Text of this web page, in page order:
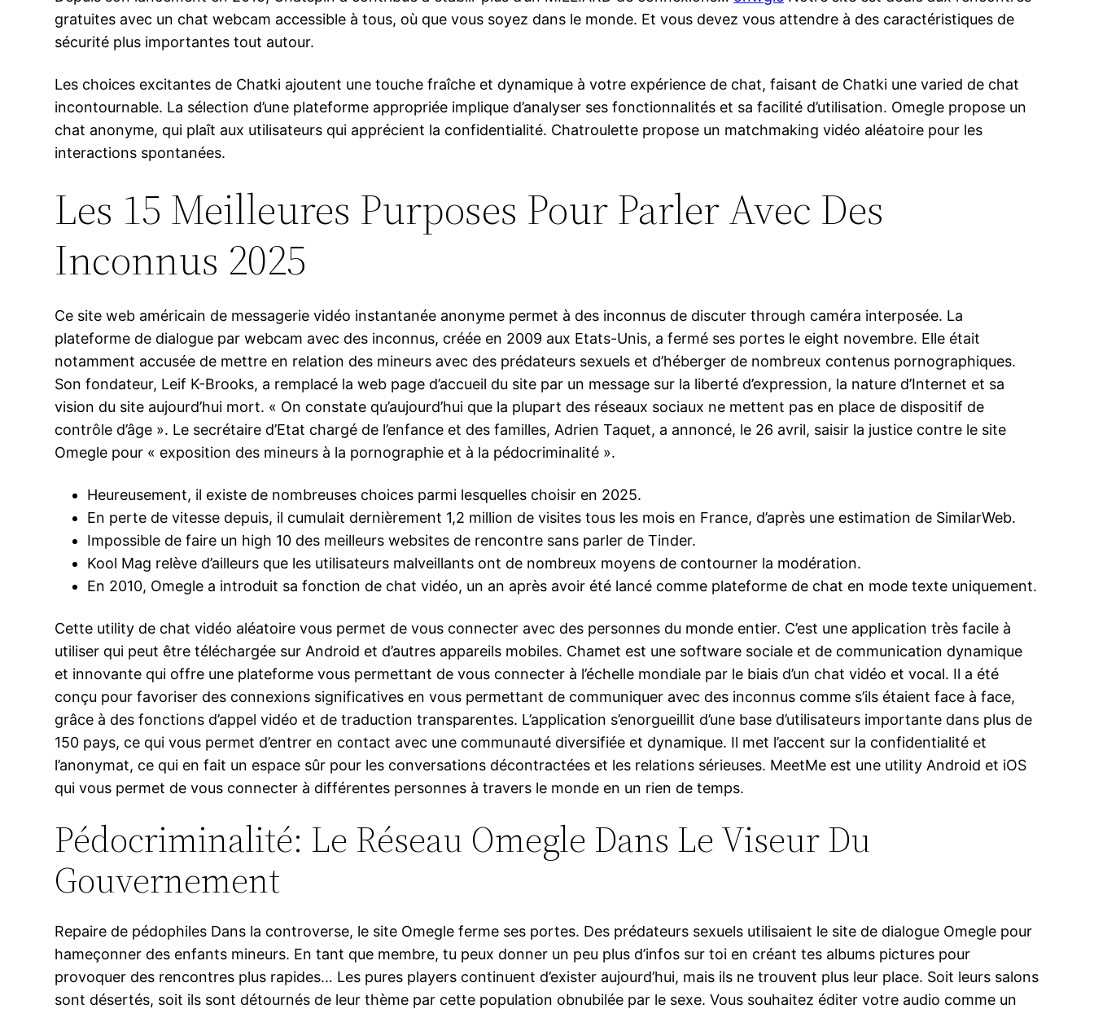
gratuites avec un chat webcam accessible à tous, où que vous soyez dans le monde. Et vous devez vous attendre à des caractéristiques de
sécurité plus importantes tout autour.
Les choices excitantes de Chatki ajoutent une touche fraîche et dynamique à votre expérience de chat, faisant de Chatki une varied de chat
incontournable. La sélection d’une plateforme appropriée implique d’analyser ses fonctionnalités et sa facilité d’utilisation. Omegle propose un
chat anonyme, qui plaît aux utilisateurs qui apprécient la confidentialité. Chatroulette propose un matchmaking vidéo aléatoire pour les
interactions spontanées.
Les 15 Meilleures Purposes Pour Parler Avec Des
Inconnus 2025
Ce site web américain de messagerie vidéo instantanée anonyme permet à des inconnus de discuter through caméra interposée. La
plateforme de dialogue par webcam avec des inconnus, créée en 2009 aux Etats-Unis, a fermé ses portes le eight novembre. Elle était
notamment accusée de mettre en relation des mineurs avec des prédateurs sexuels et d’héberger de nombreux contenus pornographiques.
Son fondateur, Leif K-Brooks, a remplacé la web page d’accueil du site par un message sur la liberté d’expression, la nature d’Internet et sa
vision du site aujourd’hui mort. « On constate qu’aujourd’hui que la plupart des réseaux sociaux ne mettent pas en place de dispositif de
contrôle d’âge ». Le secrétaire d’Etat chargé de l’enfance et des familles, Adrien Taquet, a annoncé, le 26 avril, saisir la justice contre le site
Omegle pour « exposition des mineurs à la pornographie et à la pédocriminalité ».
Heureusement, il existe de nombreuses choices parmi lesquelles choisir en 2025.
En perte de vitesse depuis, il cumulait dernièrement 1,2 million de visites tous les mois en France, d’après une estimation de SimilarWeb.
Impossible de faire un high 10 des meilleurs websites de rencontre sans parler de Tinder.
Kool Mag relève d’ailleurs que les utilisateurs malveillants ont de nombreux moyens de contourner la modération.
En 2010, Omegle a introduit sa fonction de chat vidéo, un an après avoir été lancé comme plateforme de chat en mode texte uniquement.
Cette utility de chat vidéo aléatoire vous permet de vous connecter avec des personnes du monde entier. C’est une application très facile à
utiliser qui peut être téléchargée sur Android et d’autres appareils mobiles. Chamet est une software sociale et de communication dynamique
et innovante qui offre une plateforme vous permettant de vous connecter à l’échelle mondiale par le biais d’un chat vidéo et vocal. Il a été
conçu pour favoriser des connexions significatives en vous permettant de communiquer avec des inconnus comme s’ils étaient face à face,
grâce à des fonctions d’appel vidéo et de traduction transparentes. L’application s’enorgueillit d’une base d’utilisateurs importante dans plus de
150 pays, ce qui vous permet d’entrer en contact avec une communauté diversifiée et dynamique. Il met l’accent sur la confidentialité et
l’anonymat, ce qui en fait un espace sûr pour les conversations décontractées et les relations sérieuses. MeetMe est une utility Android et iOS
qui vous permet de vous connecter à différentes personnes à travers le monde en un rien de temps.
Pédocriminalité: Le Réseau Omegle Dans Le Viseur Du
Gouvernement
Repaire de pédophiles Dans la controverse, le site Omegle ferme ses portes. Des prédateurs sexuels utilisaient le site de dialogue Omegle pour
hameçonner des enfants mineurs. En tant que membre, tu peux donner un peu plus d’infos sur toi en créant tes albums pictures pour
provoquer des rencontres plus rapides… Les pures players continuent d’exister aujourd’hui, mais ils ne trouvent plus leur place. Soit leurs salons
sont désertés, soit ils sont détournés de leur thème par cette population obnubilée par le sexe. Vous souhaitez éditer votre audio comme un